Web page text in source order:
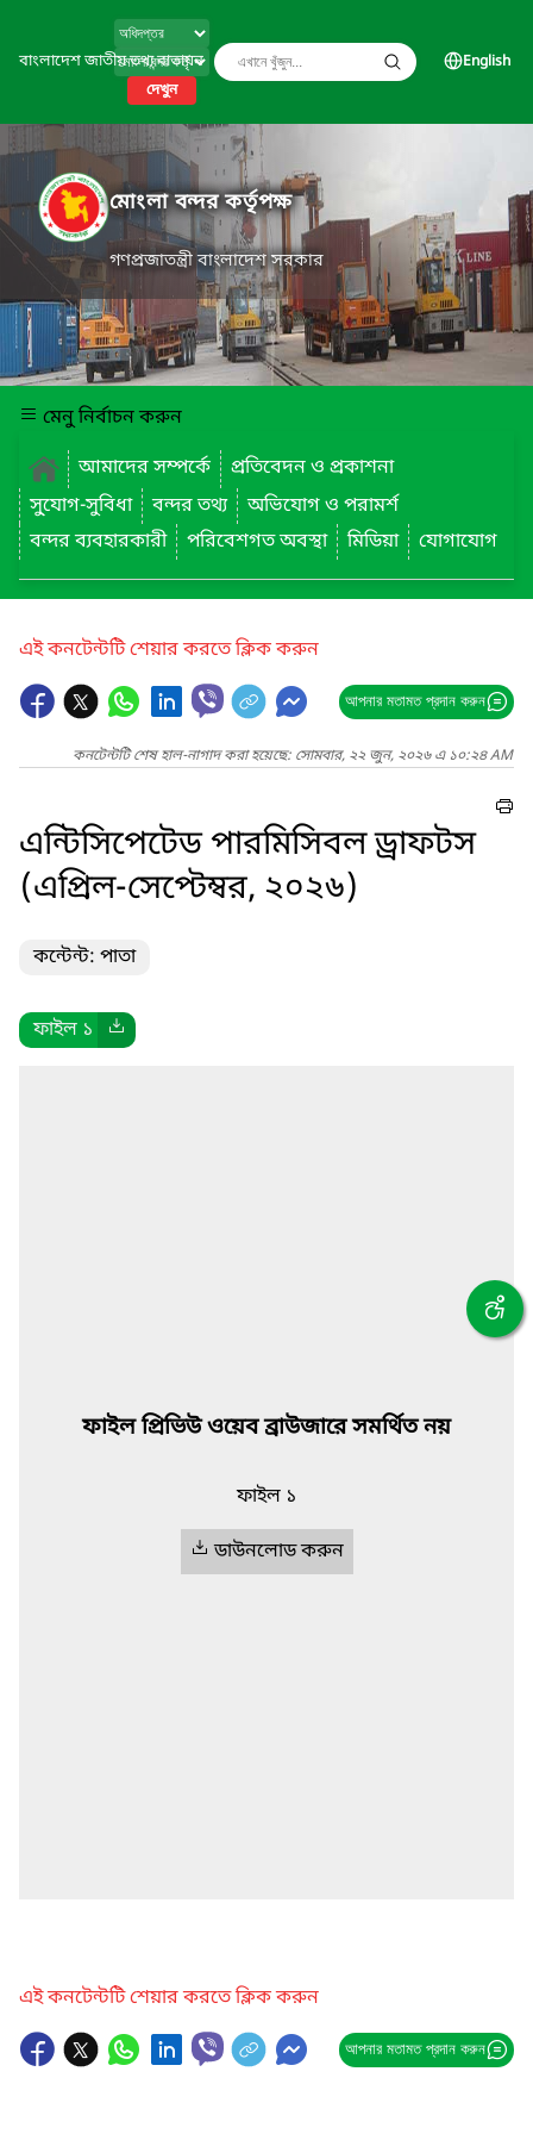
বাংলাদেশ জাতীয় তথ্য বাতায়ন
দেখুন
English
মোংলা বন্দর কর্তৃপক্ষ
গণপ্রজাতন্ত্রী বাংলাদেশ সরকার
মেনু নির্বাচন করুন
আমাদের সম্পর্কে
প্রতিবেদন ও প্রকাশনা
সু্যোগ-সুবিধা
বন্দর তথ্য
অভিযোগ ও পরামর্শ
বন্দর ব্যবহারকারী
পরিবেশগত অবস্থা মিডিয়া যোগাযোগ
এই কনটেন্টটি শেয়ার করতে ক্লিক করুন
আপনার মতামত প্রদান করুন
কনটেন্টটি শেষ হাল-নাগাদ করা হয়েছে: সোমবার, ২২ জুন, ২০২৬ এ ১০:২৪ AM
এন্টিসিপেটেড পারমিসিবল ড্রাফটস
(এপ্রিল-সেপ্টেম্বর, ২০২৬)
কন্টেন্ট: পাতা
ফাইল ১
ফাইল প্রিভিউ ওয়েব ব্রাউজারে সমর্থিত নয়
ফাইল ১
ডাউনলোড করুন
এই কনটেন্টটি শেয়ার করতে ক্লিক করুন
আপনার মতামত প্রদান করুন